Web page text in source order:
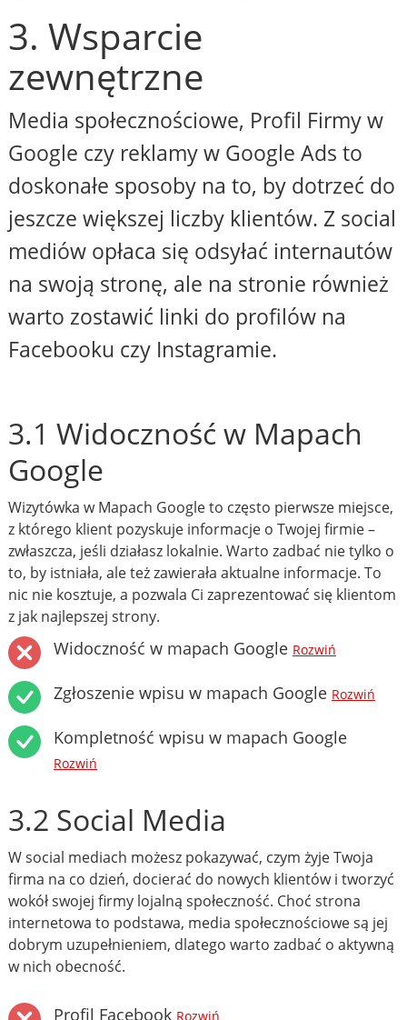
3. Wsparcie
zewnętrzne
Media społecznościowe, Profil Firmy w
Google czy reklamy w Google Ads to
doskonałe sposoby na to, by dotrzeć do
jeszcze większej liczby klientów. Z social
mediów opłaca się odsyłać internautów
na swoją stronę, ale na stronie również
warto zostawić linki do profilów na
Facebooku czy Instagramie.
3.1 Widoczność w Mapach
Google
Wizytówka w Mapach Google to często pierwsze miejsce,
z którego klient pozyskuje informacje o Twojej firmie –
zwłaszcza, jeśli działasz lokalnie. Warto zadbać nie tylko o
to, by istniała, ale też zawierała aktualne informacje. To
nic nie kosztuje, a pozwala Ci zaprezentować się klientom
z jak najlepszej strony.
Widoczność w mapach Google Rozwiń
Zgłoszenie wpisu w mapach Google Rozwiń
Kompletność wpisu w mapach Google
Rozwiń
3.2 Social Media
W social mediach możesz pokazywać, czym żyje Twoja
firma na co dzień, docierać do nowych klientów i tworzyć
wokół swojej firmy lojalną społeczność. Choć strona
internetowa to podstawa, media społecznościowe są jej
dobrym uzupełnieniem, dlatego warto zadbać o aktywną
w nich obecność.
Profil Facebook